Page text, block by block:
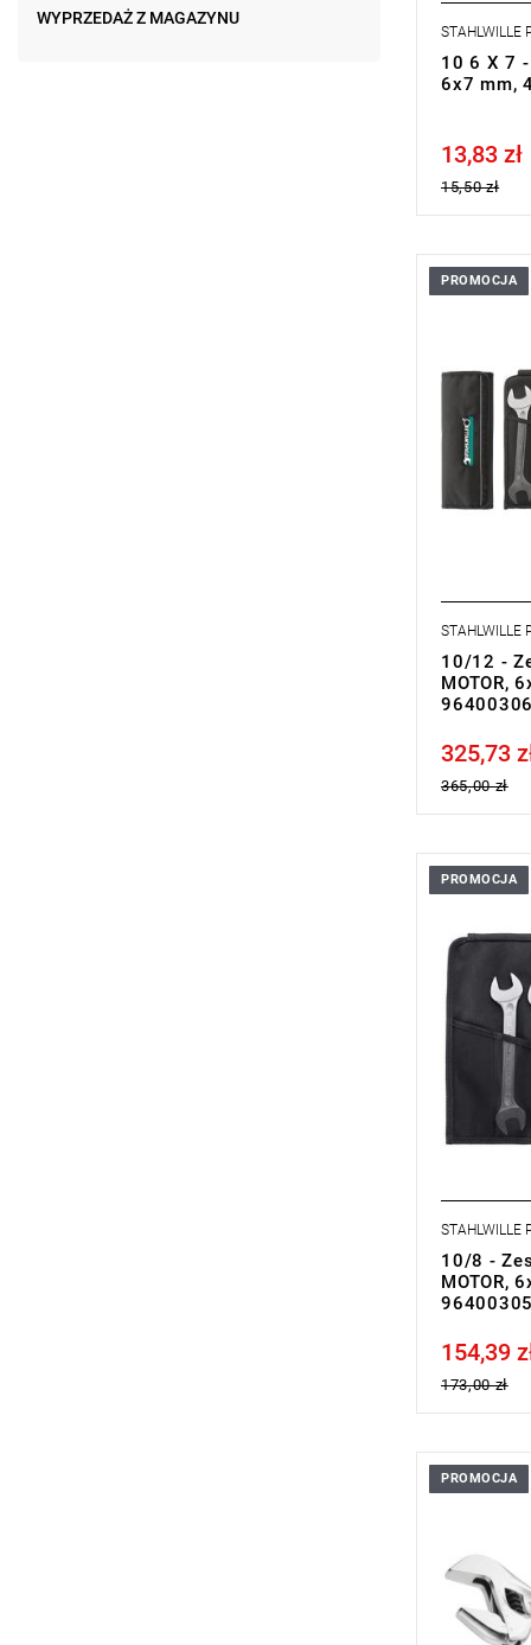
WYPRZEDAŻ Z MAGAZYNU
STAHLWILLE
10 6 X 7 -
6x7 mm,
Price tax
13,83 zł
15,50 zł
PROMOCJA
STAHLWILLE
10/12 -
MOTOR,
96400306
Price tax
325,73
365,00 zł
PROMOCJA
STAHLWILLE
10/8 -
MOTOR,
96400305
Price tax
154,39
173,00 zł
• Rozmiar:
-
regulacja
pomocą
PROMOCJA